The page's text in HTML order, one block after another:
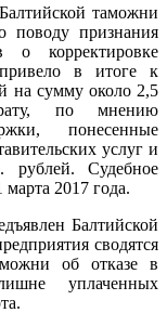
таможни
признания
о корректировке
в итоге к
на сумму около 2,5
по мнению
понесенные
услуг и
Судебное
марта 2017 года.
Балтийской
сводятся
об отказе в
уплаченных